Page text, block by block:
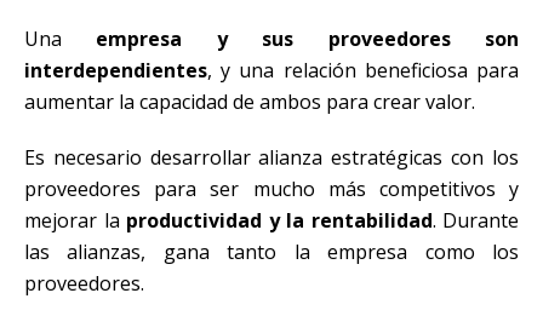
Una empresa y sus proveedores son
interdependientes, y una relación beneficiosa para
aumentar la capacidad de ambos para crear valor.
Es necesario desarrollar alianza estratégicas con los
proveedores para ser mucho más competitivos y
mejorar la productividad y la rentabilidad. Durante
las alianzas, gana tanto la empresa como los
proveedores.